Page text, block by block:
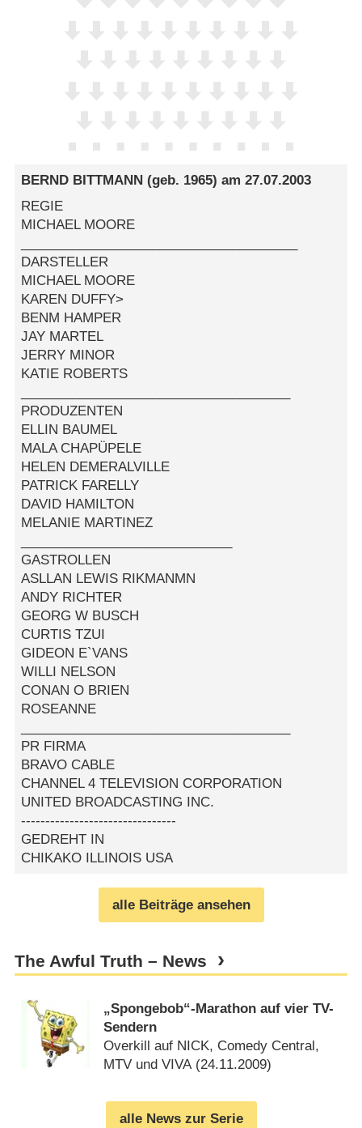
BERND BITTMANN (geb. 1965) am27.07.2003
REGIE
MICHAEL MOORE
DARSTELLER
MICHAEL MOORE
KAREN DUFFY>
BENM HAMPER
JAY MARTEL
JERRY MINOR
KATIE ROBERTS
PRODUZENTEN
ELLIN BAUMEL
MALA CHAPÜPELE
HELEN DEMERALVILLE
PATRICK FARELLY
DAVID HAMILTON
MELANIE MARTINEZ
GASTROLLEN
ASLLAN LEWIS RIKMANMN
ANDY RICHTER
GEORG W BUSCH
CURTIS TZUI
GIDEON E`VANS
WILLI NELSON
CONAN O BRIEN
ROSEANNE
PR FIRMA
BRAVO CABLE
CHANNEL 4 TELEVISION CORPORATION
UNITED BROADCASTING INC.
--------------------------------
GEDREHT IN
CHIKAKO ILLINOIS USA
alle Beiträge ansehen
The Awful Truth – News
„Spongebob“-Marathon auf vier TV-
Sendern
Overkill auf NICK, Comedy Central,
MTV und VIVA (24.11.2009)
alle News zur Serie